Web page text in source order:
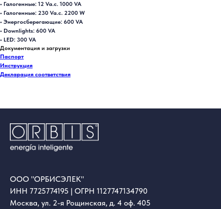
• Галогенные: 12 Va.c. 1000 VA
• Галогенные: 230 Va.c. 2200 W
• Энергосберегающие: 600 VA
• Downlights: 600 VA
• LED: 300 VA
Документация и загрузки
Паспорт
Инструкция
Декларация соответствия
ООО "ОРБИСЭЛЕК"
ИНН 7725774195 | ОГРН 1127747134790
Москва, ул. 2-я Рощинская, д. 4 оф. 405